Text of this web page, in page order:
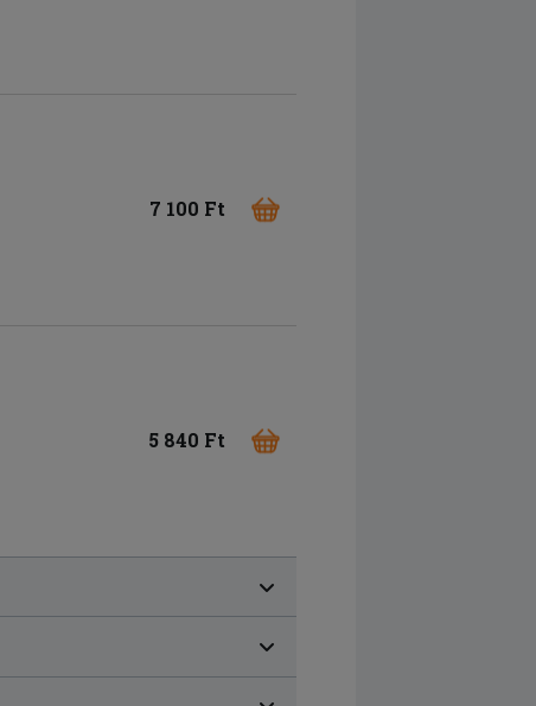
7 100 Ft
5 840 Ft